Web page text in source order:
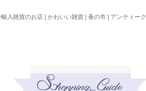
入雑貨のお店 | かわいい雑貨 | 蚤の市 | アンティーク